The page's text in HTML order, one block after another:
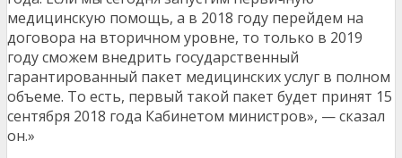
медицинскую помощь, а в 2018 году перейдем на
договора на вторичном уровне, то только в 2019
году сможем внедрить государственный
гарантированный пакет медицинских услуг в полном
объеме. То есть, первый такой пакет будет принят 15
сентября 2018 года Кабинетом министров», — сказал
он.»